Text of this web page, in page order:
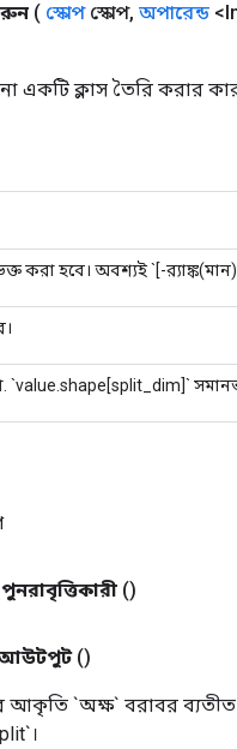
( স্কোপস্কোপ, অপারেন্ড
ক্লাস তৈরি করার
করা হবে। অবশ্যই `[-
`value.shape[split_dim]`
পুনরাবৃত্তিকারী ()
()
`অক্ষ` বরাবর ব্যতীত